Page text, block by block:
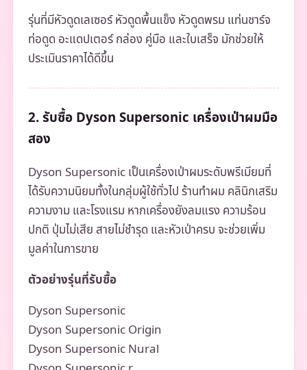
รุ่นที่มีหัวดูดเลเซอร์ หัวดูดพื้นแข็ง หัวดูดพรม แท่นชาร์จ
ท่อดูด อะแดปเตอร์ กล่อง คู่มือ และใบเสร็จ มักช่วยให้
ประเมินราคาได้ดีขึ้น
2. รับซื้อ Dyson Supersonic เครื่องเป่าผมมือ
สอง
Dyson Supersonic เป็นเครื่องเป่าผมระดับพรีเมียมที่
ได้รับความนิยมทั้งในกลุ่มผู้ใช้ทั่วไป ร้านทำผม คลินิกเสริม
ความงาม และโรงแรม หากเครื่องยังลมแรง ความร้อน
ปกติ ปุ่มไม่เสีย สายไม่ชำรุด และหัวเป่าครบ จะช่วยเพิ่ม
มูลค่าในการขาย
ตัวอย่างรุ่นที่รับซื้อ
Dyson Supersonic
Dyson Supersonic Origin
Dyson Supersonic Nural